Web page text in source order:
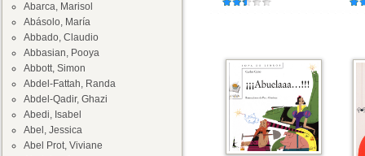
Abarca, Marisol
Abásolo, María
Abbado, Claudio
Abbasian, Pooya
Abbott, Simon
Abdel-Fattah, Randa
Abdel-Qadir, Ghazi
Abedi, Isabel
Abel, Jessica
Abel Prot, Viviane